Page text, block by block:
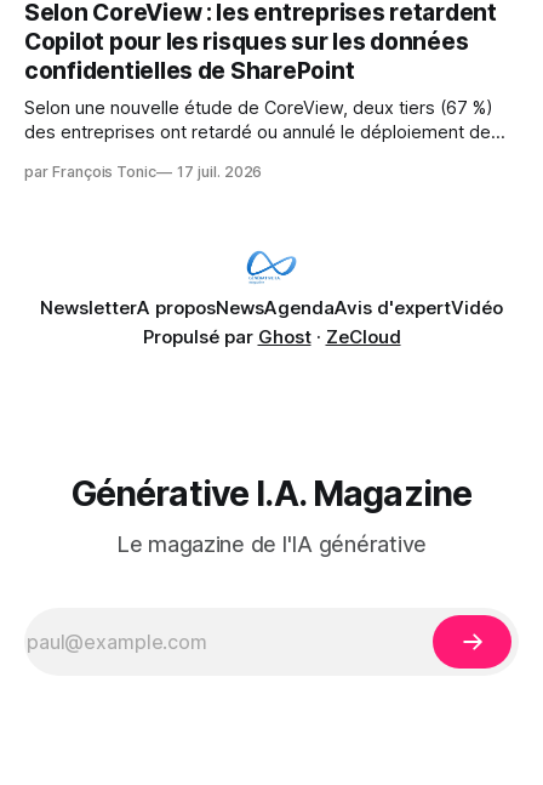
révèle un écart entre l'ambition et la préparation.
Selon CoreView : les entreprises retardent
Copilot pour les risques sur les données
confidentielles de SharePoint
Selon une nouvelle étude de CoreView, deux tiers (67 %)
des entreprises ont retardé ou annulé le déploiement de
données confidentielles de SharePoint. Les trois quarts (75
par François Tonic 17 juil. 2026
NewsletterA proposNewsAgendaAvis d'expertVidéo
Propulsé par Ghost· ZeCloud
Générative I.A. Magazine
Le magazine de l'IA générative